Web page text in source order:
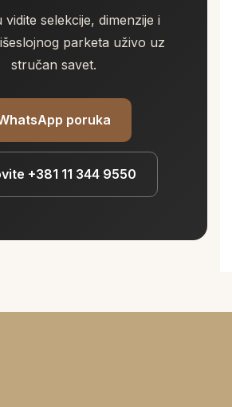
vidite selekcije, dimenzije i
parketa uživo uz
stručan savet.
poruka
+381 11 344 9550